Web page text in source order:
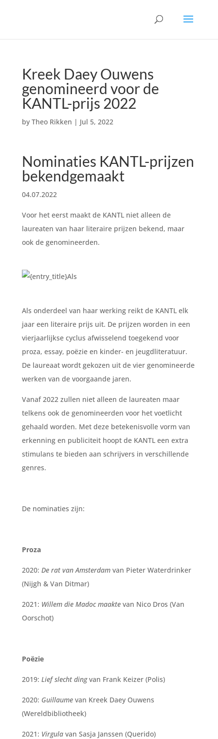
Kreek Daey Ouwens
genomineerd voor de
KANTL-prijs 2022
by Theo Rikken | Jul 5, 2022
Nominaties KANTL-prijzen
bekendgemaakt
04.07.2022
Voor het eerst maakt de KANTL niet alleen de
laureaten van haar literaire prijzen bekend, maar
ook de genomineerden.
Als
Als onderdeel van haar werking reikt de KANTL elk
jaar een literaire prijs uit. De prijzen worden in een
vierjaarlijkse cyclus afwisselend toegekend voor
proza, essay, poëzie en kinder- en jeugdliteratuur.
De laureaat wordt gekozen uit de vier genomineerde
werken van de voorgaande jaren.
Vanaf 2022 zullen niet alleen de laureaten maar
telkens ook de genomineerden voor het voetlicht
gehaald worden. Met deze betekenisvolle vorm van
erkenning en publiciteit hoopt de KANTL een extra
stimulans te bieden aan schrijvers in verschillende
genres.
De nominaties zijn:
Proza
2020: De rat van Amsterdamvan Pieter Waterdrinker
(Nijgh & Van Ditmar)
2021: Willem die Madoc maaktevan Nico Dros (Van
Oorschot)
Poëzie
2019: Lief slecht dingvan Frank Keizer (Polis)
2020: Guillaume van Kreek Daey Ouwens
(Wereldbibliotheek)
2021: Virgula van Sasja Janssen (Querido)